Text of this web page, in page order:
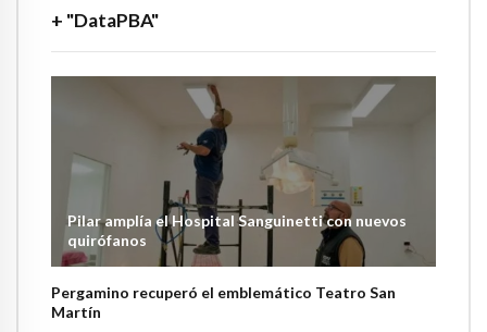
+ "DataPBA"
Pilar amplía el Hospital Sanguinetti con nuevos
quirófanos
Pergamino recuperó el emblemático Teatro San
Martín